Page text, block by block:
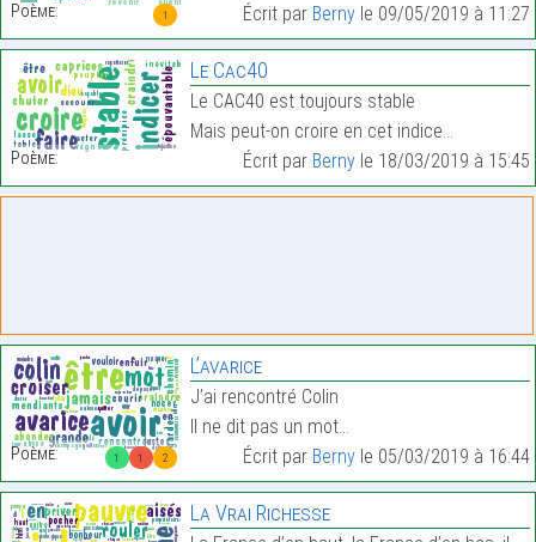
1
Poème:
Écrit par Bernyle 09/05/2019 à 11:27
Poème:
Le Cac40
Le CAC40 est toujours stable
Mais peut-on croire en cet indice…
Écrit par Bernyle 18/03/2019 à 15:45
1 1 2
Poème:
L’avarice
J’ai rencontré Colin
Il ne dit pas un mot…
Écrit par Bernyle 05/03/2019 à 16:44
La Vrai Richesse